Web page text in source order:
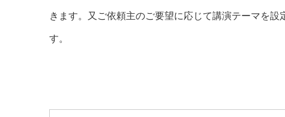
きます。又ご依頼主のご要望に応じて講演テーマを
す。